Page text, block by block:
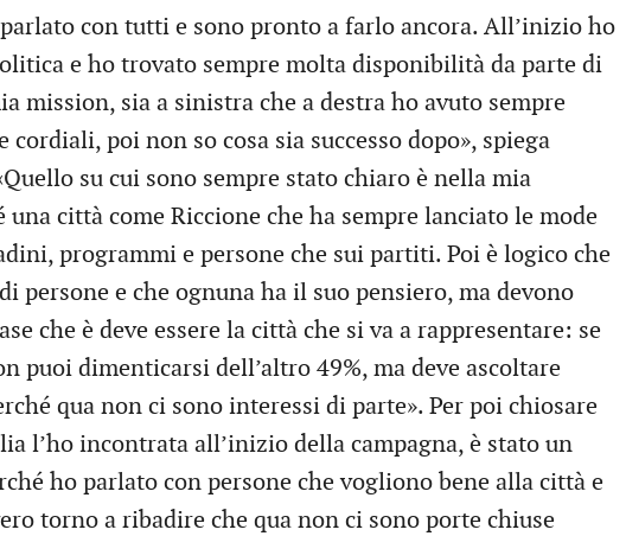
con tutti e sono pronto a farlo ancora. All’inizio ho
e ho trovato sempre molta disponibilità da parte di
mission, sia a sinistra che a destra ho avuto sempre
poi non so cosa sia successo dopo», spiega
su cui sono sempre stato chiaro è nella mia
città come Riccione che ha sempre lanciato le mode
programmi e persone che sui partiti. Poi è logico che
persone e che ognuna ha il suo pensiero, ma devono
che è deve essere la città che si va a rappresentare: se
puoi dimenticarsi dell’altro 49%, ma deve ascoltare
qua non ci sono interessi di parte». Per poi chiosare
l’ho incontrata all’inizio della campagna, è stato un
ho parlato con persone che vogliono bene alla città e
torno a ribadire che qua non ci sono porte chiuse